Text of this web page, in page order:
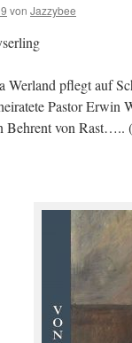
von Jazzybee
Werland pflegt auf
Pastor Erwin
Behrent von Rast…..